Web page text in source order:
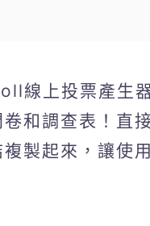
線上投票產生
卷和調查表！直
複製起來，讓使